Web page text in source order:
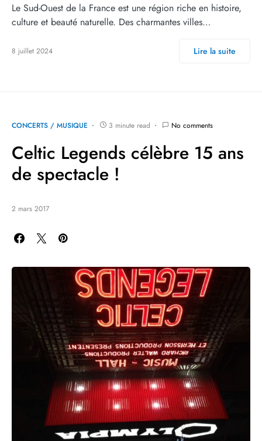
Le Sud-Ouest de la France est une région riche en histoire,
culture et beauté naturelle. Des charmantes villes…
8 juillet 2024 Lire la suite
CONCERTS / MUSIQUE 3 minute read No comments
Celtic Legends célèbre 15 ans
de spectacle !
2 mars 2017